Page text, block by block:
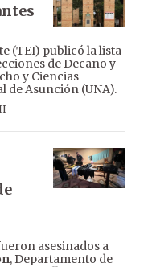
(TEI) publicó la lista
de Decano y
y Ciencias
de Asunción (UNA).
asesinados a
, Departamento de